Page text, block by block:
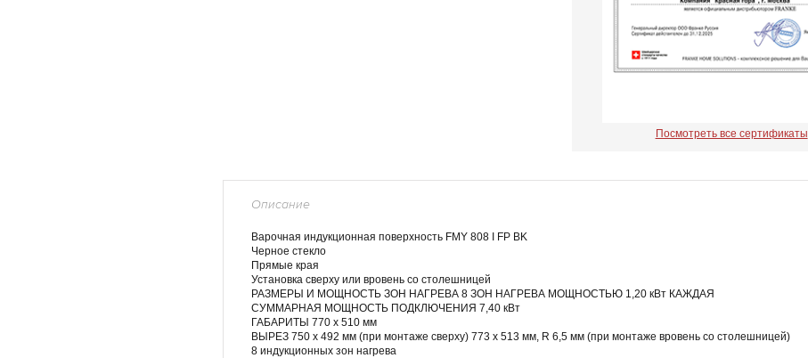
Посмотреть все сертификаты
Описание
Варочная индукционная поверхность FMY 808 I FP BK
Черное стекло
Прямые края
Установка сверху или вровень со столешницей
РАЗМЕРЫ И МОЩНОСТЬ ЗОН НАГРЕВА 8 ЗОН НАГРЕВА МОЩНОСТЬЮ 1,20 кВт КАЖДАЯ
СУММАРНАЯ МОЩНОСТЬ ПОДКЛЮЧЕНИЯ 7,40 кВт
ГАБАРИТЫ 770 x 510 мм
ВЫРЕЗ 750 x 492 мм (при монтаже сверху) 773 x 513 мм, R 6,5 мм (при монтаже вровень со столешницей)
8 индукционных зон нагрева